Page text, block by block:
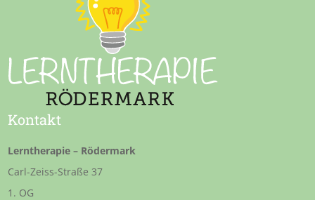
Kontakt
Lerntherapie – Rödermark
Carl-Zeiss-Straße 37
1. OG